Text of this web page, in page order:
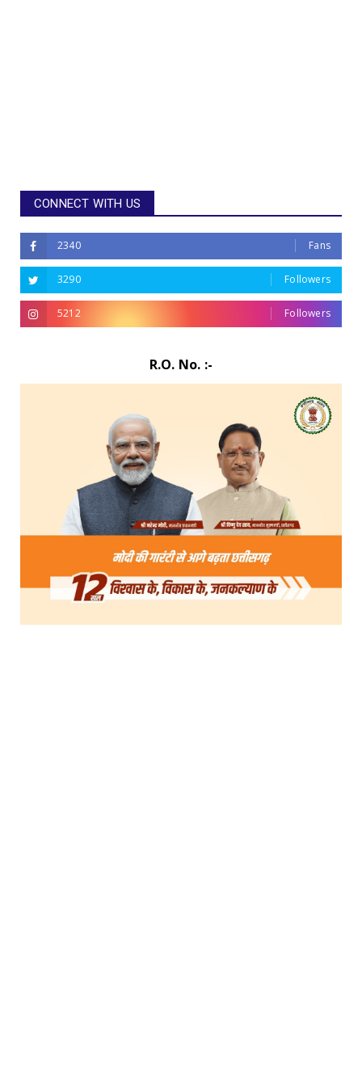
CONNECT WITH US
2340 Fans
3290 Followers
5212 Followers
R.O. No. :-